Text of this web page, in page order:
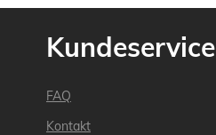
Kundeservice
FAQ
Kontakt